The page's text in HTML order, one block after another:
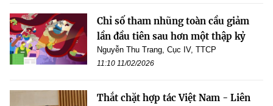
Chỉ số tham nhũng toàn cầu giảm
lần đầu tiên sau hơn một thập kỷ
Nguyễn Thu Trang, Cục IV, TTCP
11:10 11/02/2026
Thắt chặt hợp tác Việt Nam - Liên